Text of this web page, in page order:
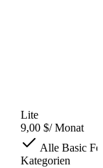
Lite
9,00 $/ Monat
Alle Basic
Kategorien